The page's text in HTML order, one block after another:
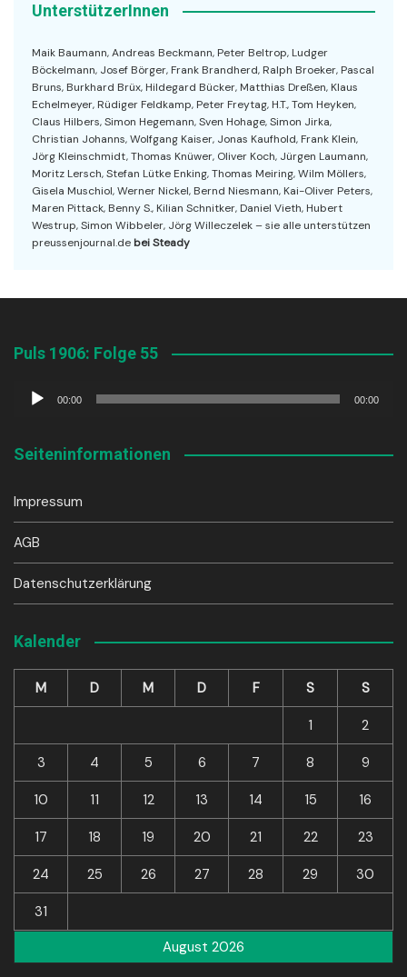
UnterstützerInnen
Maik Baumann, Andreas Beckmann, Peter Beltrop, Ludger
Böckelmann, Josef Börger, Frank Brandherd, Ralph Broeker, Pascal
Bruns, Burkhard Brüx, Hildegard Bücker, Matthias Dreßen, Klaus
Echelmeyer, Rüdiger Feldkamp, Peter Freytag, H.T., Tom Heyken,
Claus Hilbers, Simon Hegemann, Sven Hohage, Simon Jirka,
Christian Johanns, Wolfgang Kaiser, Jonas Kaufhold, Frank Klein,
Jörg Kleinschmidt, Thomas Knüwer, Oliver Koch, Jürgen Laumann,
Moritz Lersch, Stefan Lütke Enking, Thomas Meiring, Wilm Möllers,
Gisela Muschiol, Werner Nickel, Bernd Niesmann, Kai-Oliver Peters,
Maren Pittack, Benny S., Kilian Schnitker, Daniel Vieth, Hubert
Westrup, Simon Wibbeler, Jörg Willeczelek – sie alle unterstützen
preussenjournal.de bei Steady
Puls 1906: Folge 55
Audio-
00:00 00:00
Seiteninformationen
Impressum
AGB
Datenschutzerklärung
Kalender
August 2026
M D M D F S S
1 2
3 4 5 6 7 8 9
10 11 12 13 14 15 16
17 18 19 20 21 22 23
24 25 26 27 28 29 30
31